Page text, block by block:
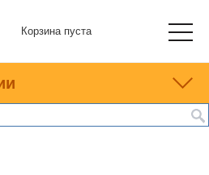
Корзина пуста